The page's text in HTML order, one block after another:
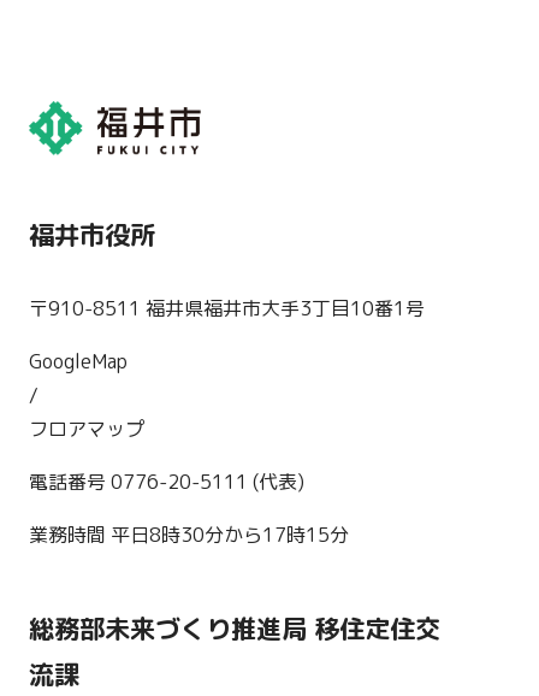
福井市役所
〒910-8511 福井県福井市大手3丁目10番1号
GoogleMap
/
フロアマップ
電話番号 0776-20-5111 (代表)
業務時間 平日8時30分から17時15分
総務部未来づくり推進局 移住定住交
流課